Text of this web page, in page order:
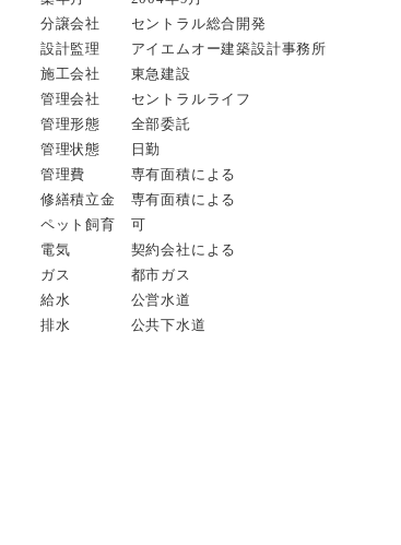
分譲会社 セントラル総合開発
設計監理 アイエムオー建築設計事務所
施工会社 東急建設
管理会社 セントラルライフ
管理形態 全部委託
管理状態 日勤
管理費 専有面積による
修繕積立金 専有面積による
ペット飼育 可
電気 契約会社による
ガス 都市ガス
給水 公営水道
排水 公共下水道